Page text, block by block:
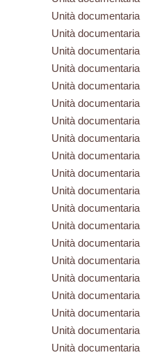
Unità documentaria
Unità documentaria
Unità documentaria
Unità documentaria
Unità documentaria
Unità documentaria
Unità documentaria
Unità documentaria
Unità documentaria
Unità documentaria
Unità documentaria
Unità documentaria
Unità documentaria
Unità documentaria
Unità documentaria
Unità documentaria
Unità documentaria
Unità documentaria
Unità documentaria
Unità documentaria